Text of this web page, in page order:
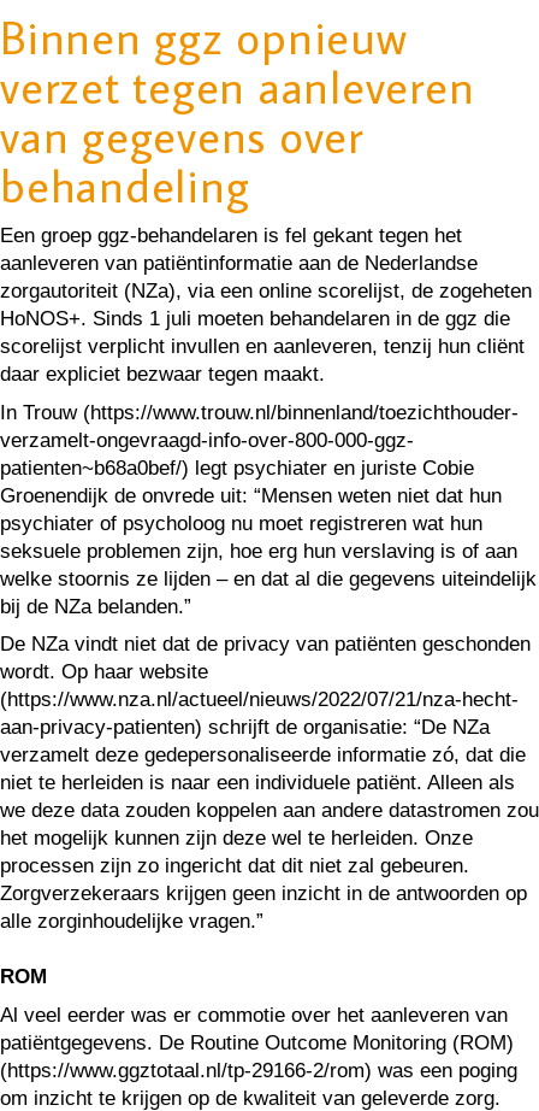
Binnen ggz opnieuw
verzet tegen aanleveren
van gegevens over
behandeling
Een groep ggz-behandelaren is fel gekant tegen het
aanleveren van patiëntinformatie aan de Nederlandse
zorgautoriteit (NZa), via een online scorelijst, de zogeheten
HoNOS+. Sinds 1 juli moeten behandelaren in de ggz die
scorelijst verplicht invullen en aanleveren, tenzij hun cliënt
daar expliciet bezwaar tegen maakt.
In Trouw (https://www.trouw.nl/binnenland/toezichthouder-
verzamelt-ongevraagd-info-over-800-000-ggz-
patienten~b68a0bef/) legt psychiater en juriste Cobie
Groenendijk de onvrede uit: “Mensen weten niet dat hun
psychiater of psycholoog nu moet registreren wat hun
seksuele problemen zijn, hoe erg hun verslaving is of aan
welke stoornis ze lijden – en dat al die gegevens uiteindelijk
bij de NZa belanden.”
De NZa vindt niet dat de privacy van patiënten geschonden
wordt. Op haar website
(https://www.nza.nl/actueel/nieuws/2022/07/21/nza-hecht-
aan-privacy-patienten) schrijft de organisatie: “De NZa
verzamelt deze gedepersonaliseerde informatie zó, dat die
niet te herleiden is naar een individuele patiënt. Alleen als
we deze data zouden koppelen aan andere datastromen zou
het mogelijk kunnen zijn deze wel te herleiden. Onze
processen zijn zo ingericht dat dit niet zal gebeuren.
Zorgverzekeraars krijgen geen inzicht in de antwoorden op
alle zorginhoudelijke vragen.”
ROM
Al veel eerder was er commotie over het aanleveren van
patiëntgegevens. De Routine Outcome Monitoring (ROM)
(https://www.ggztotaal.nl/tp-29166-2/rom) was een poging
om inzicht te krijgen op de kwaliteit van geleverde zorg.